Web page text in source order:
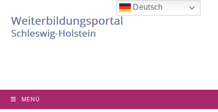
Inhalt
springen
MENÜ
Deutsch